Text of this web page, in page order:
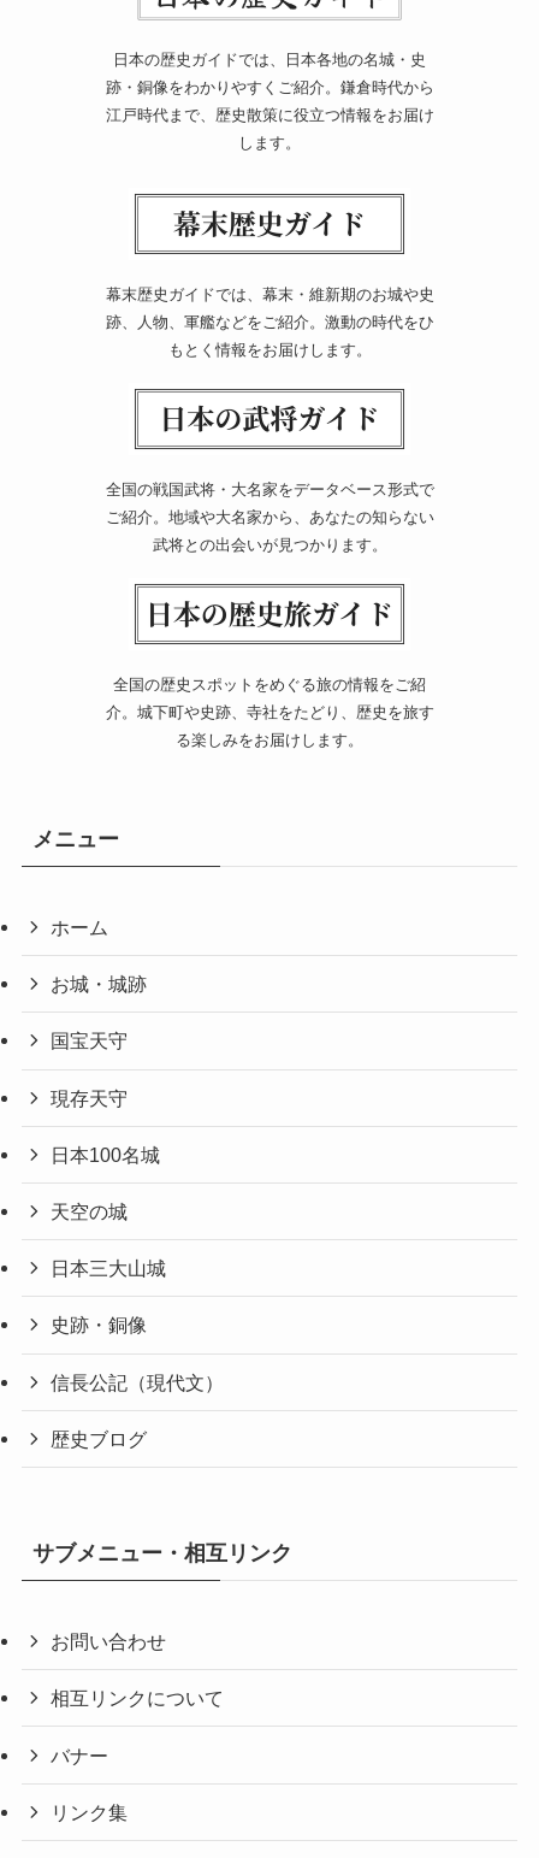
日本の歴史ガイドでは、日本各地の名城・史
跡・銅像をわかりやすくご紹介。鎌倉時代から
江戸時代まで、歴史散策に役立つ情報をお届け
します。
幕末歴史ガイドでは、幕末・維新期のお城や史
跡、人物、軍艦などをご紹介。激動の時代をひ
もとく情報をお届けします。
全国の戦国武将・大名家をデータベース形式で
ご紹介。地域や大名家から、あなたの知らない
武将との出会いが見つかります。
全国の歴史スポットをめぐる旅の情報をご紹
介。城下町や史跡、寺社をたどり、歴史を旅す
る楽しみをお届けします。
メニュー
ホーム
お城・城跡
国宝天守
現存天守
日本100名城
天空の城
日本三大山城
史跡・銅像
信長公記（現代文）
歴史ブログ
サブメニュー・相互リンク
お問い合わせ
相互リンクについて
バナー
リンク集